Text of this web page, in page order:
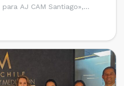
AJ CAM Santiago»,
de la Dirección Ejecutiva
y de Asuntos